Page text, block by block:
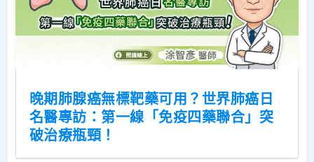
晚期肺腺癌無標靶藥可用？世界肺癌日
名醫專訪：第一線「免疫四藥聯合」突
破治療瓶頸！